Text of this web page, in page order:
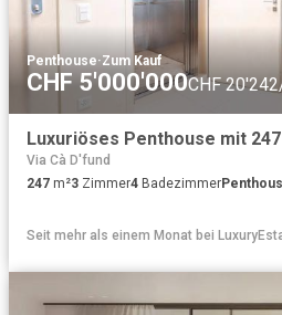
Penthouse·Zum Kauf
CHF 5'000'000CHF
Via Cà D'fund
247 m²3 Zimmer4 Badezimmer
Seit mehr als einem Monat bei